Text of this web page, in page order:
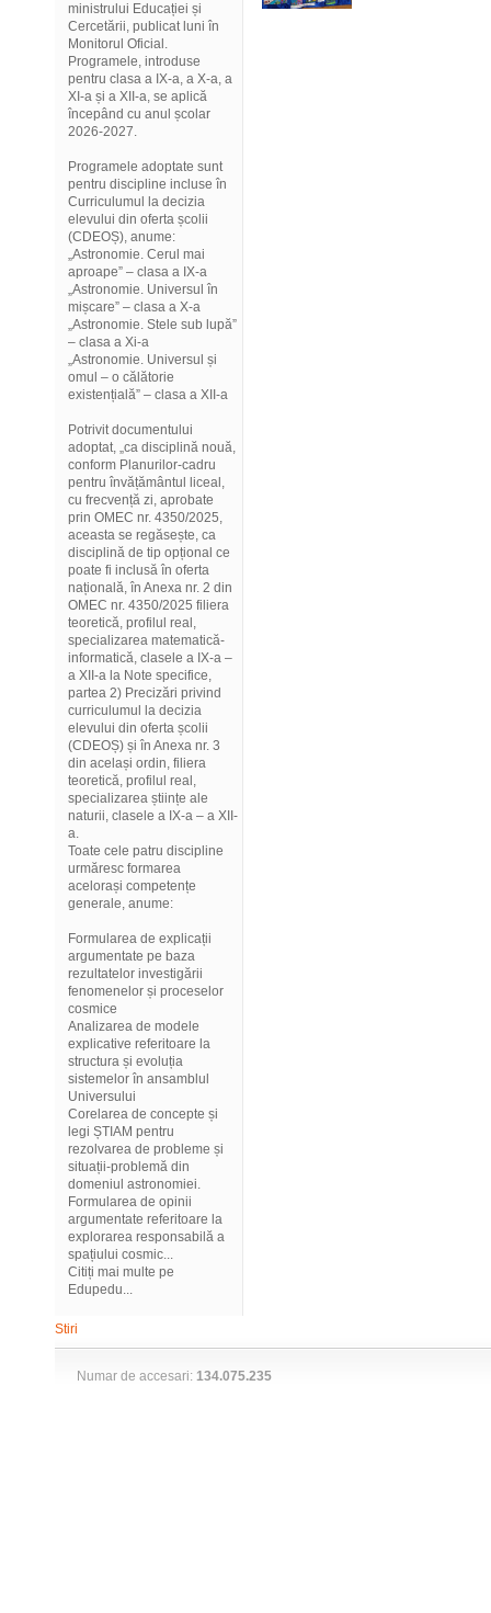
ministrului Educației și
Cercetării, publicat luni în
Monitorul Oficial.
Programele, introduse
pentru clasa a IX-a, a X-a, a
XI-a și a XII-a, se aplică
începând cu anul școlar
2026-2027.
Programele adoptate sunt
pentru discipline incluse în
Curriculumul la decizia
elevului din oferta școlii
(CDEOȘ), anume:
„Astronomie. Cerul mai
aproape” – clasa a IX-a
„Astronomie. Universul în
mișcare” – clasa a X-a
„Astronomie. Stele sub lupă”
– clasa a Xi-a
„Astronomie. Universul și
omul – o călătorie
existențială” – clasa a XII-a
Potrivit documentului
adoptat, „ca disciplină nouă,
conform Planurilor-cadru
pentru învățământul liceal,
cu frecvență zi, aprobate
prin OMEC nr. 4350/2025,
aceasta se regăsește, ca
disciplină de tip opțional ce
poate fi inclusă în oferta
națională, în Anexa nr. 2 din
OMEC nr. 4350/2025 filiera
teoretică, profilul real,
specializarea matematică-
informatică, clasele a IX-a –
a XII-a la Note specifice,
partea 2) Precizări privind
curriculumul la decizia
elevului din oferta școlii
(CDEOȘ) și în Anexa nr. 3
din același ordin, filiera
teoretică, profilul real,
specializarea științe ale
naturii, clasele a IX-a – a XII-
a.
Toate cele patru discipline
urmăresc formarea
acelorași competențe
generale, anume:
Formularea de explicații
argumentate pe baza
rezultatelor investigării
fenomenelor și proceselor
cosmice
Analizarea de modele
explicative referitoare la
structura și evoluția
sistemelor în ansamblul
Universului
Corelarea de concepte și
legi ȘTIAM pentru
rezolvarea de probleme și
situații-problemă din
domeniul astronomiei.
Formularea de opinii
argumentate referitoare la
explorarea responsabilă a
spațiului cosmic...
Citiți mai multe pe
Edupedu...
Stiri
Numar de accesari: 134.075.235